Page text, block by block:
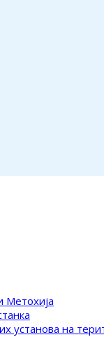
Метохија
установа на